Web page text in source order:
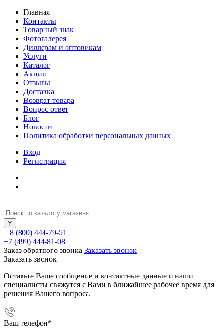
Главная
Контакты
Товарный знак
Фотогалерея
Диллерам и оптовикам
Услуги
Каталог
Акции
Отзывы
Доставка
Возврат товара
Вопрос ответ
Блог
Новости
Политика обработки персональных данных
Вход
Регистрация
8 (800) 444-79-51
+7 (499) 444-81-08
Заказ обратного звонка Заказать звонок
Заказать звонок
Оставьте Ваше сообщение и контактные данные и наши
специалисты свяжутся с Вами в ближайшее рабочее время для
решения Вашего вопроса.
Ваш телефон*